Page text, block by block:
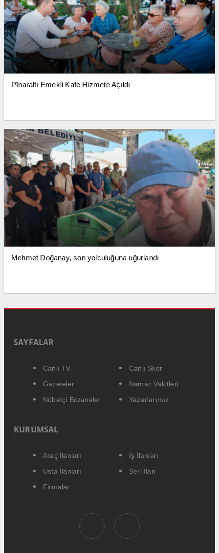
Pînaraltı Emekli Kafe Hizmete Açıldı
Mehmet Doğanay, son yolculuğuna uğurlandı
SAYFALAR
Canlı TV
Canlı Skor
Gazeteler
Namaz Vakitleri
Nöbetçi Eczaneler
Yazarlarımız
KURUMSAL
Araç İlanları
İş İlanları
Usta İlanları
Seri İlan
Firmalar